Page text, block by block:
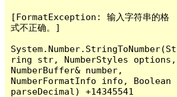
[FormatException: 输入字符串的格
式不正确。]
System.Number.StringToNumber(St
ring str, NumberStyles options,
NumberBuffer& number,
NumberFormatInfo info, Boolean
parseDecimal) +14345541